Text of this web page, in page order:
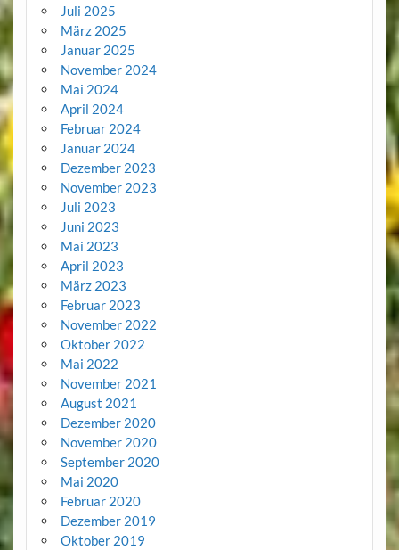
Juli 2025
März 2025
Januar 2025
November 2024
Mai 2024
April 2024
Februar 2024
Januar 2024
Dezember 2023
November 2023
Juli 2023
Juni 2023
Mai 2023
April 2023
März 2023
Februar 2023
November 2022
Oktober 2022
Mai 2022
November 2021
August 2021
Dezember 2020
November 2020
September 2020
Mai 2020
Februar 2020
Dezember 2019
Oktober 2019